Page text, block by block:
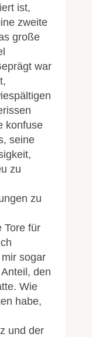
ist,
zweite
große
war
konfuse
seine
zu
zu
Tore für
sogar
den
Wie
habe,
und der